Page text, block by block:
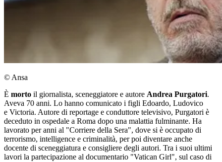
© Ansa
È morto il giornalista, sceneggiatore e autore Andrea Purgatori.
Aveva 70 anni. Lo hanno comunicato i figli Edoardo, Ludovico
e Victoria. Autore di reportage e conduttore televisivo, Purgatori è
deceduto in ospedale a Roma dopo una malattia fulminante. Ha
lavorato per anni al "Corriere della Sera", dove si è occupato di
terrorismo, intelligence e criminalità, per poi diventare anche
docente di sceneggiatura e consigliere degli autori. Tra i suoi ultimi
lavori la partecipazione al documentario "Vatican Girl", sul caso di